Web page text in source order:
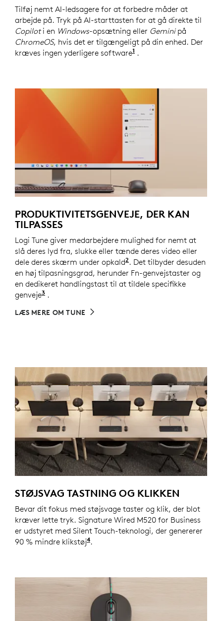
Tilføj nemt AI-ledsagere for at forbedre måder at
arbejde på. Tryk på AI-starttasten for at gå direkte til
Copiloti en Windows-opsætning eller Geminipå
ChromeOS, hvis det er tilgængeligt på din enhed. Der
kræves ingen yderligere software1 Copilot
.
PRODUKTIVITETSGENVEJE, DER KAN
TILPASSES
Logi Tune giver medarbejdere mulighed for nemt at
slå deres lyd fra, slukke eller tænde deres video eller
dele deres skærm under opkald2 Mødekontroltaster
. Det tilbyder desuden
en høj tilpasningsgrad, herunder Fn-genvejstaster og
en dedikeret handlingstast til at tildele specifikke
genveje3 Tilpas enhedsindstillinger ved at installere
.
LÆS MERE OM TUNE
STØJSVAG TASTNING OG KLIKKEN
Bevar dit fokus med støjsvage taster og klik, der blot
kræver lette tryk. Signature Wired M520 for Business
er udstyret med Silent Touch-teknologi, der genererer
90 % mindre klikstøj4Klikstøjen er reduceret med over
.